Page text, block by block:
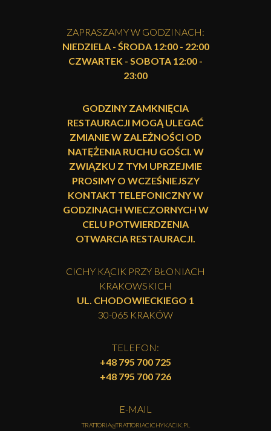
ZAPRASZAMY W GODZINACH:
NIEDZIELA - ŚRODA 12:00 - 22:00
CZWARTEK - SOBOTA 12:00 -
23:00
GODZINY ZAMKNIĘCIA
RESTAURACJI MOGĄ ULEGAĆ
ZMIANIE W ZALEŻNOŚCI OD
NATĘŻENIA RUCHU GOŚCI. W
ZWIĄZKU Z TYM UPRZEJMIE
PROSIMY O WCZEŚNIEJSZY
KONTAKT TELEFONICZNY W
GODZINACH WIECZORNYCH W
CELU POTWIERDZENIA
OTWARCIA RESTAURACJI.
CICHY KĄCIK PRZY BŁONIACH
KRAKOWSKICH
UL. CHODOWIECKIEGO 1
30-065 KRAKÓW
TELEFON:
+48 795 700 725
+48 795 700 726
E-MAIL
TRATTORIA@TRATTORIACICHYKACIK.PL